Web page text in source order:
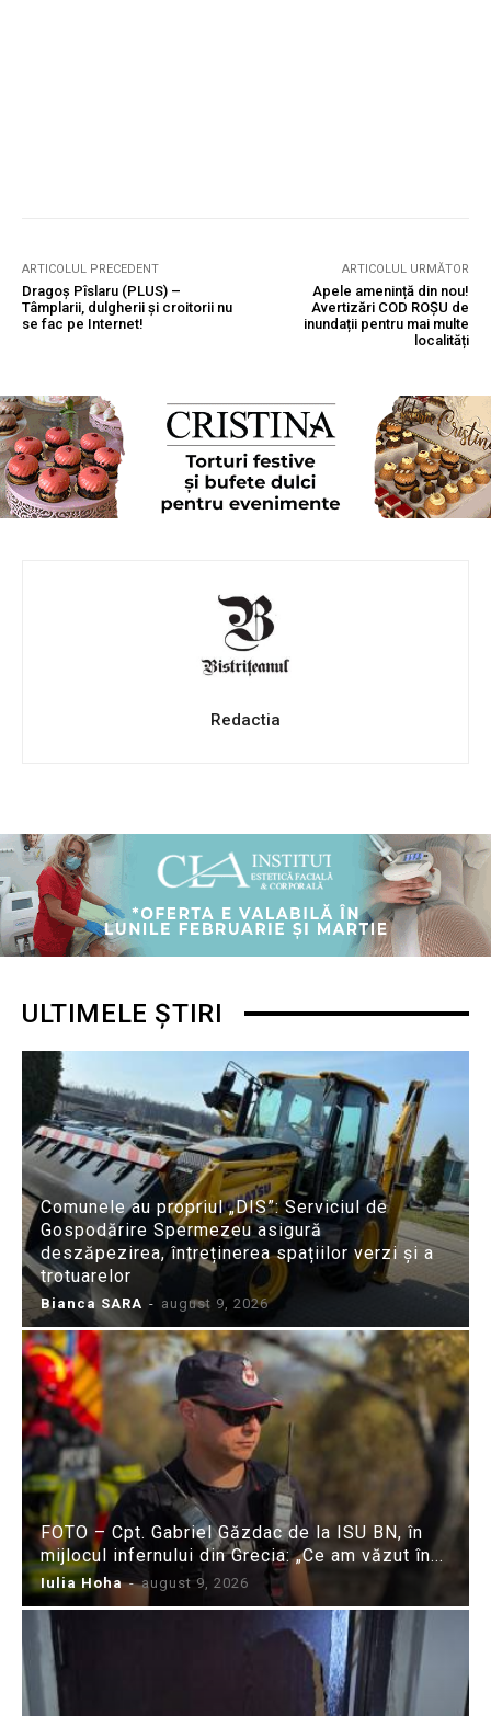
ARTICOLUL PRECEDENT
Dragoș Pîslaru (PLUS) –
Tâmplarii, dulgherii și croitorii nu
se fac pe Internet!
ARTICOLUL URMĂTOR
Apele amenință din nou!
Avertizări COD ROȘU de
inundații pentru mai multe
localități
Redactia
ULTIMELE ȘTIRI
Comunele au propriul „DIS”: Serviciul de
Gospodărire Spermezeu asigură
deszăpezirea, întreținerea spațiilor verzi și a
trotuarelor
Bianca SARA - august 9, 2026
FOTO – Cpt. Gabriel Găzdac de la ISU BN, în
mijlocul infernului din Grecia: „Ce am văzut în...
Iulia Hoha - august 9, 2026